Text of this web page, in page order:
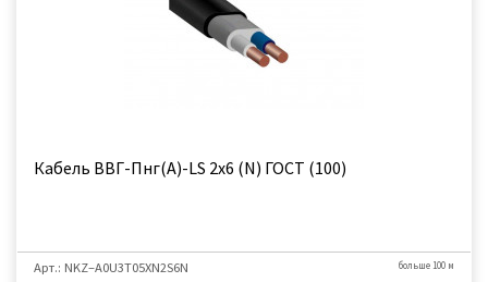
Кабель ВВГ-Пнг(А)-LS 2х6 (N) ГОСТ (100)
Арт.: NKZ–A0U3Т05XN2S6N больше 100 м